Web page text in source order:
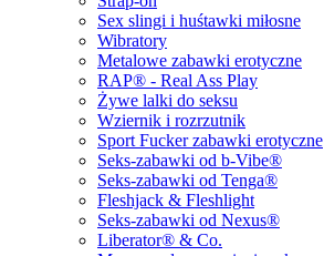
Sex slingi i huśtawki miłosne
Wibratory
Metalowe zabawki erotyczne
RAP® - Real Ass Play
Żywe lalki do seksu
Wziernik i rozrzutnik
Sport Fucker zabawki erotyczne
Seks-zabawki od b-Vibe®
Seks-zabawki od Tenga®
Fleshjack & Fleshlight
Seks-zabawki od Nexus®
Liberator® & Co.